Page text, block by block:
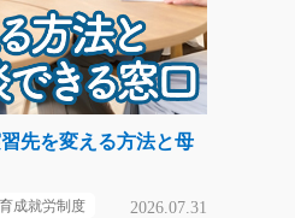
先を変える方法と母
育成就労制度 2026.07.31